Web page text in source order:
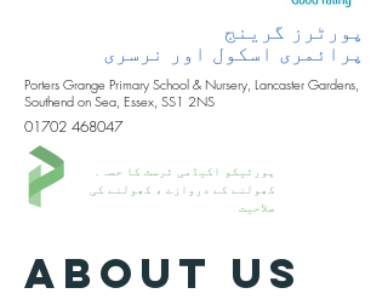
پورٹرز گرینج
پرائمری اسکول اور نرسری
Porters Grange Primary School & Nursery, Lancaster Gardens,
Southend on Sea, Essex, SS1 2NS
01702 468047
پورٹیکو اکیڈمی ٹرسٹ کا حصہ۔
کھولنے کے دروازے ، کھولنے کی
صلاحیت
About Us